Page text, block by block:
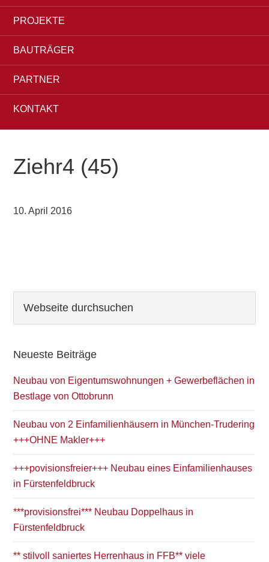
PROJEKTE
BAUTRÄGER
PARTNER
KONTAKT
Ziehr4 (45)
10. April 2016
Seitenspalte
durchsuchen
Neueste Beiträge
Neubau von Eigentumswohnungen + Gewerbeflächen in
Bestlage von Ottobrunn
Neubau von 2 Einfamilienhäusern in München-Trudering
+++OHNE Makler+++
+++povisionsfreier+++ Neubau eines Einfamilienhauses
in Fürstenfeldbruck
***provisionsfrei*** Neubau Doppelhaus in
Fürstenfeldbruck
** stilvoll saniertes Herrenhaus in FFB** viele